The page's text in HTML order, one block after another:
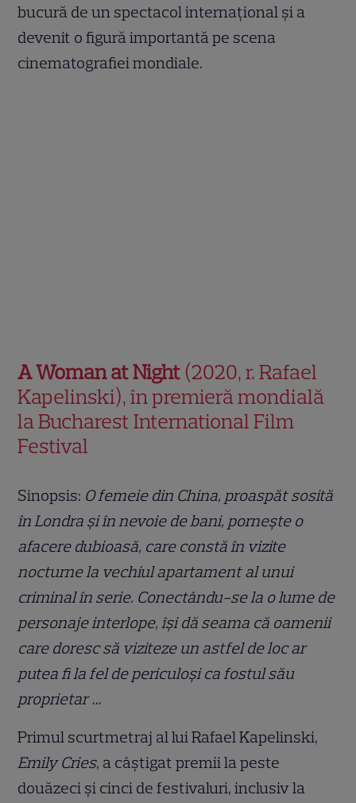
bucură de un spectacol internațional și a
devenit o figură importantă pe scena
cinematografiei mondiale.
A Woman at Night (2020, r. Rafael
Kapelinski), în premieră mondială
la Bucharest International Film
Festival
Sinopsis: O femeie din China, proaspăt sosită
în Londra și în nevoie de bani, pornește o
afacere dubioasă, care constă în vizite
nocturne la vechiul apartament al unui
criminal în serie. Conectându-se la o lume de
personaje interlope, își dă seama că oamenii
care doresc să viziteze un astfel de loc ar
putea fi la fel de periculoși ca fostul său
proprietar …
Primul scurtmetraj al lui Rafael Kapelinski,
Emily Cries, a câștigat premii la peste
douăzeci și cinci de festivaluri, inclusiv la